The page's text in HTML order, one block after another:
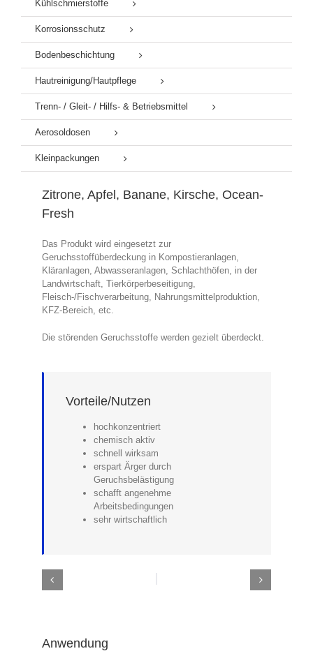
Kühlschmierstoffe
Korrosionsschutz
Bodenbeschichtung
Hautreinigung/Hautpflege
Trenn- / Gleit- / Hilfs- & Betriebsmittel
Aerosoldosen
Kleinpackungen
Zitrone, Apfel, Banane, Kirsche, Ocean-
Fresh
Das Produkt wird eingesetzt zur
Geruchsstoffüberdeckung in Kompostieranlagen,
Kläranlagen, Abwasseranlagen, Schlachthöfen, in der
Landwirtschaft, Tierkörperbeseitigung,
Fleisch-/Fischverarbeitung, Nahrungsmittelproduktion,
KFZ-Bereich, etc.
Die störenden Geruchsstoffe werden gezielt überdeckt.
Vorteile/Nutzen
hochkonzentriert
chemisch aktiv
schnell wirksam
erspart Ärger durch
Geruchsbelästigung
schafft angenehme
Arbeitsbedingungen
sehr wirtschaftlich
Anwendung